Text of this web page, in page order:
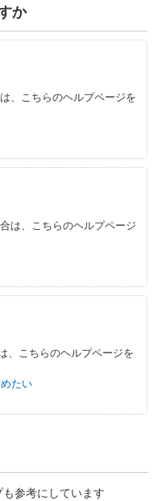
か
、こちらのヘルプページを
は、こちらのヘルプページ
、こちらのヘルプページを
たい
参考にしています